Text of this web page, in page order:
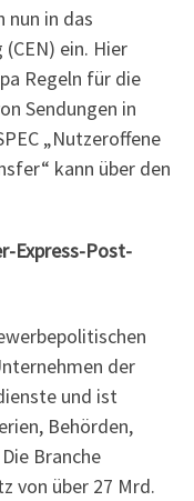
nun in das
ein. Hier
Regeln für die
Sendungen in
„Nutzeroffene
kann über den
Express-Post-
der
und ist
Behörden,
Branche
von über 27 Mrd.